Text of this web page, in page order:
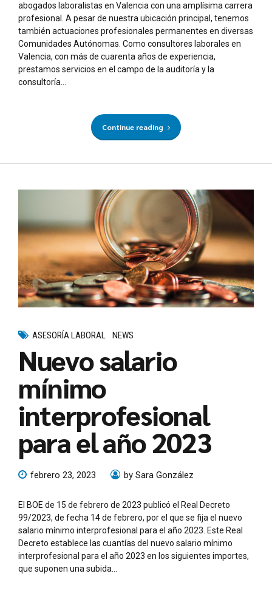
abogados laboralistas en Valencia con una amplísima carrera
profesional. A pesar de nuestra ubicación principal, tenemos
también actuaciones profesionales permanentes en diversas
Comunidades Autónomas. Como consultores laborales en
Valencia, con más de cuarenta años de experiencia,
prestamos servicios en el campo de la auditoría y la
consultoría...
Continue reading
ASESORÍA LABORAL NEWS
Nuevo salario
mínimo
interprofesional
para el año 2023
febrero 23, 2023 by Sara González
El BOE de 15 de febrero de 2023 publicó el Real Decreto
99/2023, de fecha 14 de febrero, por el que se fija el nuevo
salario mínimo interprofesional para el año 2023. Este Real
Decreto establece las cuantías del nuevo salario mínimo
interprofesional para el año 2023 en los siguientes importes,
que suponen una subida...